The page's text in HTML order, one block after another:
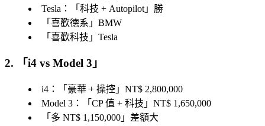
Tesla：「 科技 + Autopilot 」勝
「 喜歡德系 」BMW
「 喜歡科技 」Tesla
2. 「i4 vs Model 3 」
i4：「 豪華 + 操控 」NT$ 2,800,000
Model 3：「 CP 值 + 科技 」NT$ 1,650,000
「 多 NT$ 1,150,000 」差額大